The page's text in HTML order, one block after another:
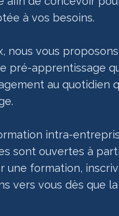
à vos besoins.
nous vous
pré-apprentissage
au quotidien
intra-
sont ouvertes à
une formation,
vers vous dès que